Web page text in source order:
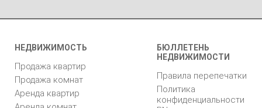
НЕДВИЖИМОСТЬ
Продажа квартир
Продажа комнат
Аренда квартир
БЮЛЛЕТЕНЬ
НЕДВИЖИМОСТИ
Правила перепечатки
Политика
конфиденциальности